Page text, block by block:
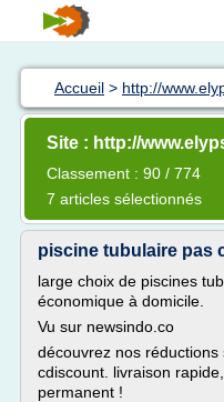
Accueil > http://
Site : http://
Classement : 90 / 774
7 articles sélectionnés
piscine tubulaire pas
large choix de piscines
économique à domicile.
Vu sur newsindo.co
découvrez nos
cdiscount. livraison
permanent !